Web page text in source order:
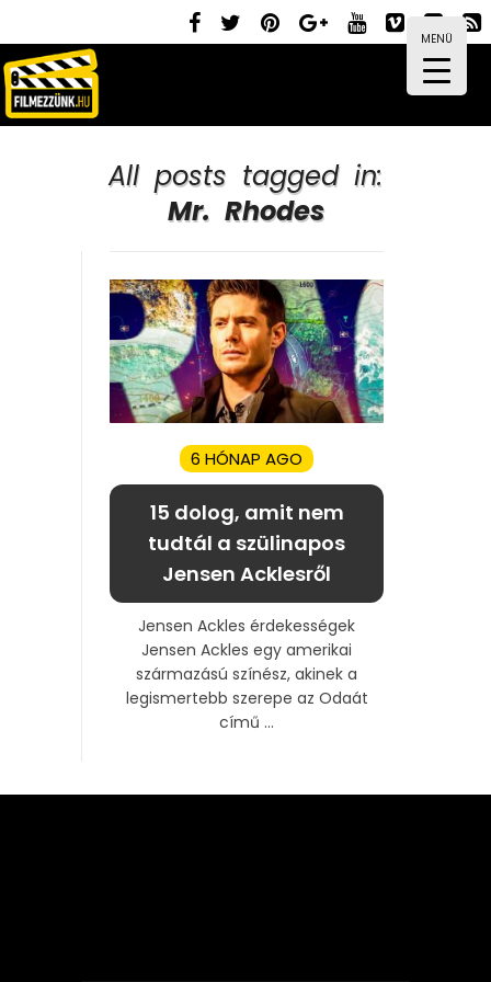
MENÜ
All posts tagged in:
Mr. Rhodes
6 HÓNAP AGO
15 dolog, amit nem
tudtál a szülinapos
Jensen Acklesről
Jensen Ackles érdekességek
Jensen Ackles egy amerikai
származású színész, akinek a
legismertebb szerepe az Odaát
című ...